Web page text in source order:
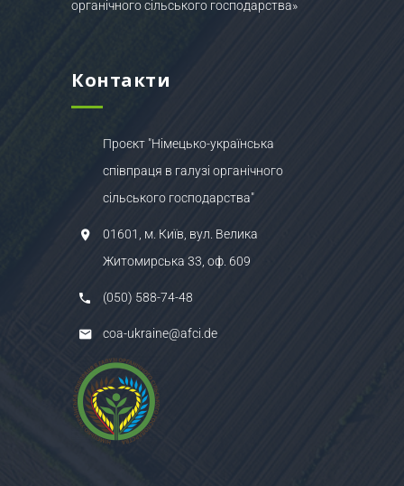
органічного сільського господарства»
Контакти
Проєкт "Німецько-українська
співпраця в галузі органічного
сільського господарства"
01601, м. Київ, вул. Велика
Житомирська 33, оф. 609
(050) 588-74-48
coa-ukraine@afci.de